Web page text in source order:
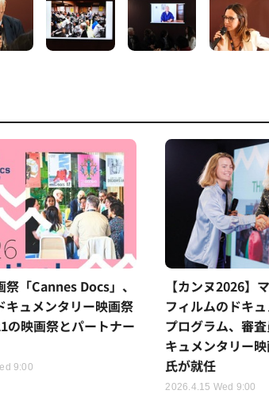
祭「Cannes Docs」、
キュメンタリー映画祭
の映画祭とパートナー
9:00
【カンヌ2026】
フィルムのドキ
プログラム、審
キュメンタリー
氏が就任
2026.4.15 Wed 9:00